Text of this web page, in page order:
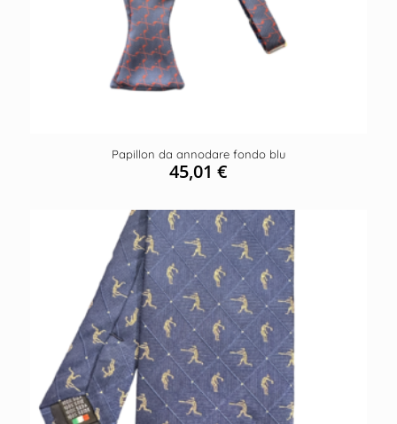
Papillon da annodare fondo blu
45,01€